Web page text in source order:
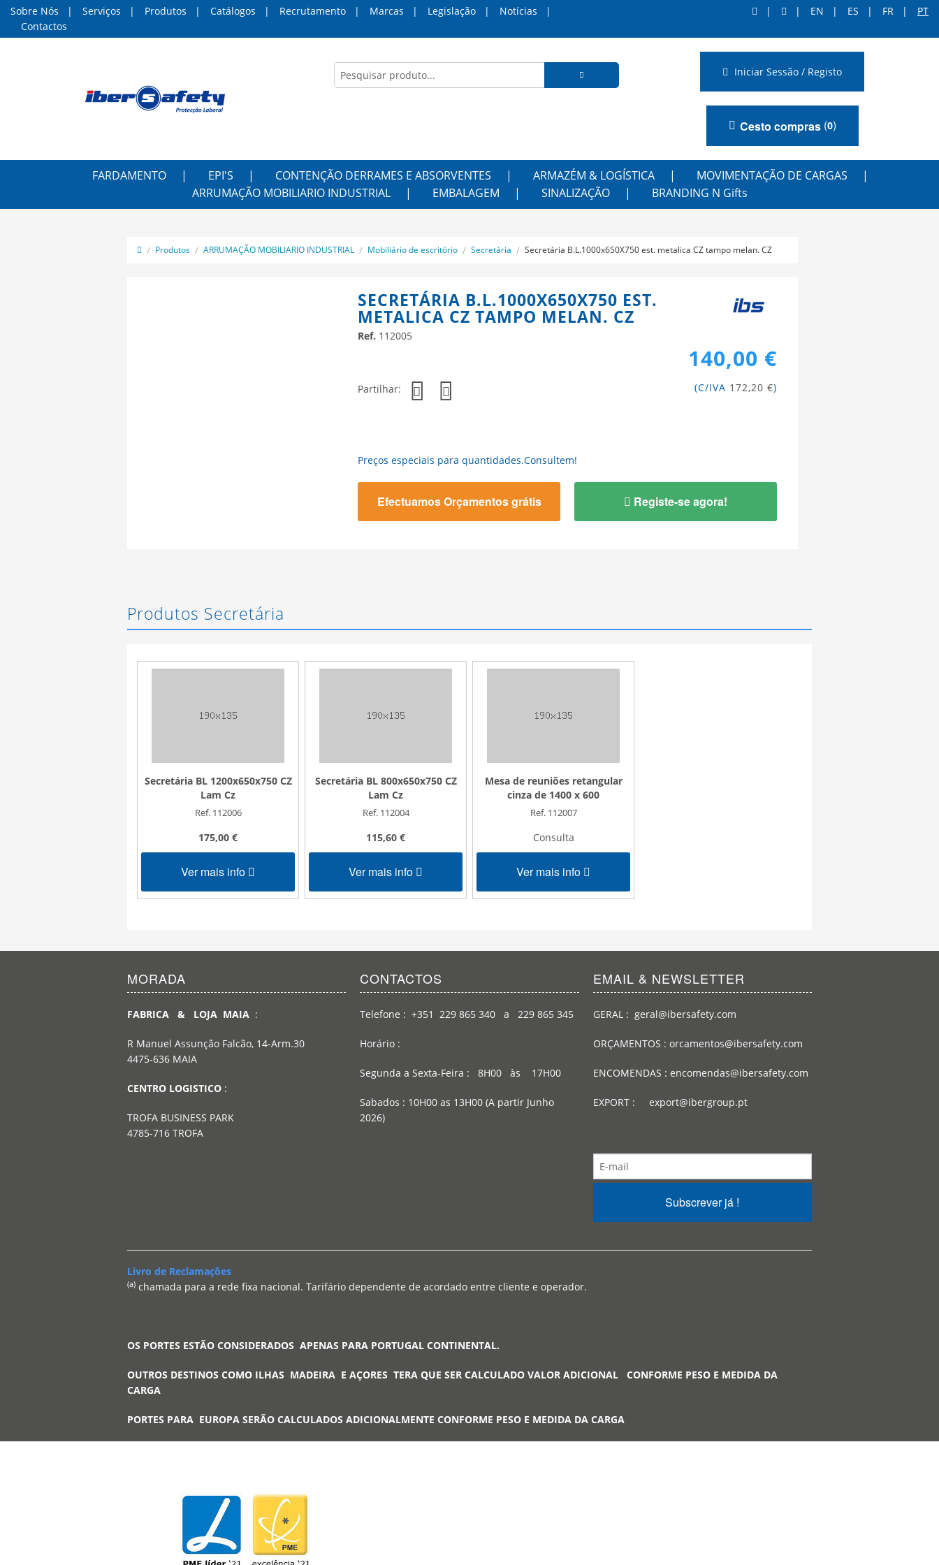
Sobre Nós Serviços Produtos Catálogos Recrutamento Marcas Legislação
Notícias
Contactos
EN ES FR PT
Iniciar Sessão / Registo
Cesto compras(0)
FARDAMENTO EPI'S CONTENÇÃO DERRAMES E ABSORVENTES ARMAZÉM & LOGÍSTICA
MOVIMENTAÇÃO DE CARGAS
ARRUMAÇÃO MOBILIARIO INDUSTRIAL
EMBALAGEM SINALIZAÇÃO BRANDING N Gifts
Produtos ARRUMAÇÃO MOBILIARIO INDUSTRIAL Mobiliário de escritório Secretária Secretária B.L.1000x650X750 est. metalica CZ tampo melan. CZ
SECRETÁRIA B.L.1000X650X750 EST.
METALICA CZ TAMPO MELAN. CZ
Ref. 112005
140,00 €
(C/IVA 172,20 €)
Partilhar:
Preços especiais para quantidades.Consultem!
Efectuamos Orçamentos grátis Registe-se agora!
Produtos Secretária
Secretária BL 1200x650x750 CZ
Lam Cz
Ref. 112006
175,00 €
Ver mais info
Secretária BL 800x650x750 CZ
Lam Cz
Ref. 112004
115,60 €
Ver mais info
Mesa de reuniões retangular
cinza de 1400 x 600
Ref. 112007
Consulta
Ver mais info
MORADA
FABRICA & LOJA MAIA :
R Manuel Assunção Falcão, 14-Arm.30
4475-636 MAIA
CENTRO LOGISTICO :
TROFA BUSINESS PARK
4785-716 TROFA
CONTACTOS
Telefone : +351 229 865 340 a 229 865 345
Horário :
Segunda a Sexta-Feira : 8H00 às 17H00
Sabados : 10H00 as 13H00 (A partir Junho
2026)
EMAIL & NEWSLETTER
GERAL : geral@ibersafety.com
ORÇAMENTOS : orcamentos@ibersafety.com
ENCOMENDAS : encomendas@ibersafety.com
EXPORT : export@ibergroup.pt
Subscrever já !
Livro de Reclamações
(a) chamada para a rede fixa nacional. Tarifário dependente de acordado entre cliente e operador.
OS PORTES ESTÃO CONSIDERADOS APENAS PARA PORTUGAL CONTINENTAL.
OUTROS DESTINOS COMO ILHAS MADEIRA E AÇORES TERA QUE SER CALCULADO VALOR ADICIONAL CONFORME PESO E MEDIDA DA
CARGA
PORTES PARA EUROPA SERÃO CALCULADOS ADICIONALMENTE CONFORME PESO E MEDIDA DA CARGA